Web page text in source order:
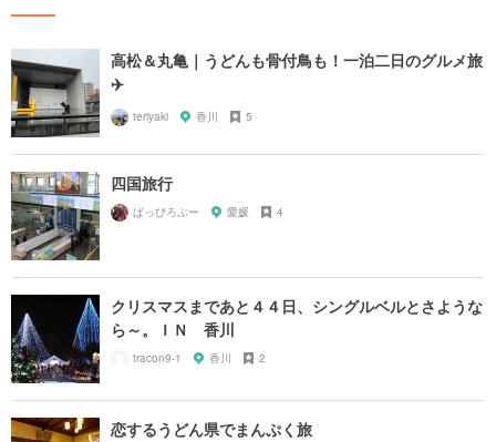
高松＆丸亀｜うどんも骨付鳥も！一泊二日のグルメ旅
✈️
teriyaki 香川 5
四国旅行
ぱっぴろぷー 愛媛 4
クリスマスまであと４４日、シングルベルとさような
ら～。ＩＮ 香川
tracon9-1 香川 2
恋するうどん県でまんぷく旅